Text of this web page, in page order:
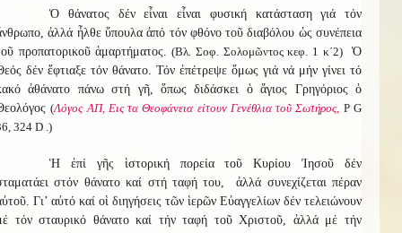
Ὁ θάνατος δέν εἶναι εἶναι φυσική κατάσταση γιά τόν
ἀλλά ἦλθε ὕπουλα ἀπό τόν φθόνο τοῦ διαβόλου ὡς συνέπεια
προπατορικοῦ ἁμαρτήματος. (Βλ. Σοφ. Σολομῶντος κεφ. 1 κ΄2)
Ὁ
δέν ἔφτιαξε τόν θάνατο. Τόν ἐπέτρεψε ὅμως γιά νά μήν γίνει τό
ἀθάνατο πάνω στή γῆ, ὅπως διδάσκει ὁ ἅγιος Γρηγόριος ὁ
(Λόγος ΑΠ, Εις τα Θεοφάνεια είτουν Γενέθλια τοῦ Σωτήρος, Ρ G
324 D .)
Ἡ ἐπί γῆς ἱστορική πορεία τοῦ Κυρίου Ἰησοῦ δέν
στόν θάνατο καί στή ταφή του, ἀλλά συνεχίζεται πέραν
Γι’ αὐτό καί οἱ διηγήσεις τῶν ἱερῶν Εὐαγγελίων δέν τελειώνουν
τόν σταυρικό θάνατο καί τήν ταφή τοῦ Χριστοῦ, ἀλλά μέ τήν